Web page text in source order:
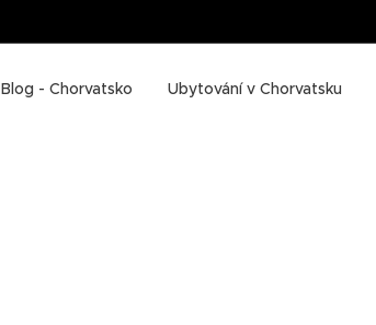
Blog - Chorvatsko Ubytování v Chorvatsku